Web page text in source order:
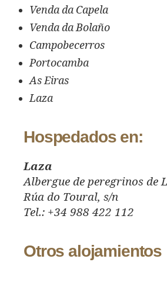
Venda da Capela
Venda da Bolaño
Campobecerros
Portocamba
As Eiras
Laza
Hospedados en:
Laza
Albergue de peregrinos de
Rúa do Toural, s/n
Tel.: +34 988 422 112
Otros alojamientos